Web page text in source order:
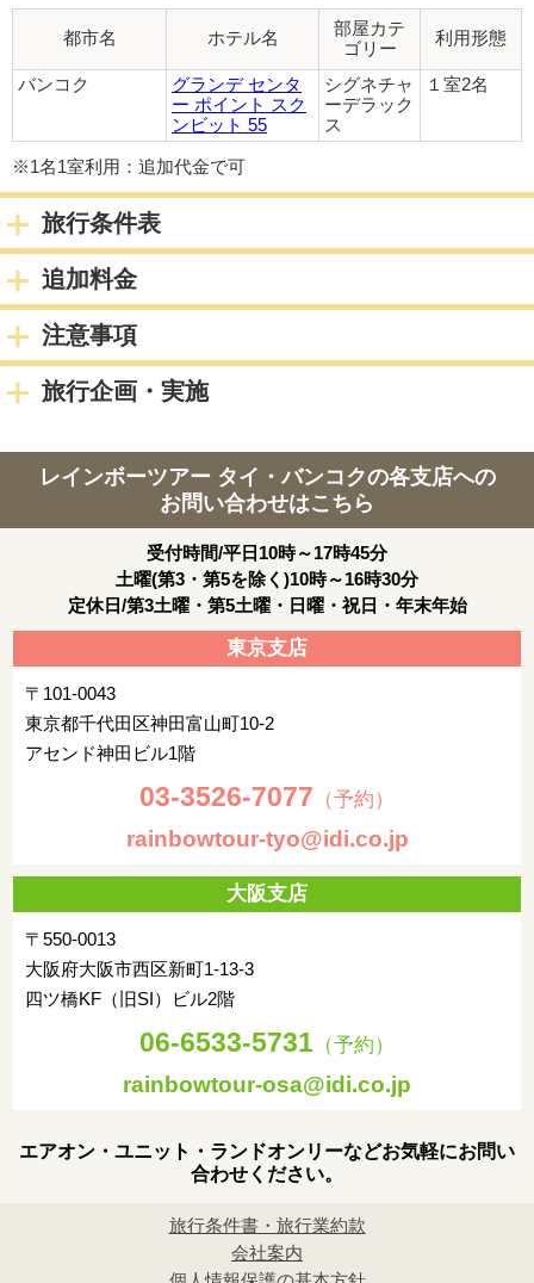
ホテルお迎えが08:00以前のフライトの場合、早朝料金がお1
（1名参加の場合は倍額）
※ドライバーのみとなり日本語ガイドはつきません。チェック
イン・チェックアウトの手続きはお客様ご自身で行って頂きま
※1名様あたりスーツケース1つまでとなりますので、ゴルフバ
ッグや追加のお荷物がある場合は必ず事前にお知らせくださ
い。追加代金が発生する場合がございます。
宿泊都市 バンコク
朝：ホテルにて朝食
宿泊都市 バンコク
3日目
朝:ホテルにて朝食
※ホテルチェックアウト時間は別記参照
午後: お客様ご自身にて空港へ
※フライトの2時間前には空港へ到着するよう、余裕をもった移
動をお願いいたします。
夜：空路ホーチミンまたはハノイ乗り継ぎ(18:30-19:35発予
定)、帰国の途へ
4日目
ハノイまたはホーチミン発 ベトナム航空(00:05-00:15発予定)、
空路帰国の途へ
セントレア着後(06:55-07:30着予定)、解散
都市名 ホテル名
部屋カテ
ゴリー
利用形態
バンコク
グランデ センタ
ー ポイント スク
ンビット 55
シグネチャ
ーデラック
ス
１室2名
※1名1室利用：追加代金で可
旅行条件表
追加料金
注意事項
旅行企画・実施
レインボーツアー タイ・バンコクの各支店への
お問い合わせはこちら
受付時間/平日10時～17時45分
土曜(第3・第5を除く)10時～16時30分
定休日/第3土曜・第5土曜・日曜・祝日・年末年始
東京支店
〒101-0043
東京都千代田区神田富山町10-2
アセンド神田ビル1階
03-3526-7077 （予約）
rainbowtour-tyo@idi.co.jp
大阪支店
〒550-0013
大阪府大阪市西区新町1-13-3
四ツ橋KF（旧SI）ビル2階
06-6533-5731 （予約）
rainbowtour-osa@idi.co.jp
エアオン・ユニット・ランドオンリーなどお気軽にお問い
合わせください。
旅行条件書・旅行業約款
会社案内